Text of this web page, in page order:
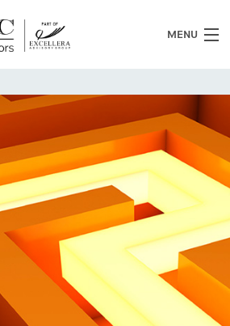
MENU
Chi siamo
Cosa facciamo
News
Clienti
Heritage